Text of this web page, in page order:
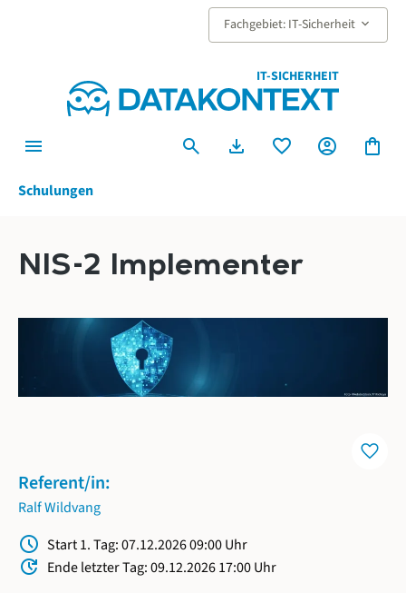
Fachgebiet: IT-Sicherheit keyboard_arrow_down
IT-SICHERHEIT
menu search download favorite account_circle shopping_bag
Schulungen
NIS-2 Implementer
favorite
Referent/in:
Ralf Wildvang
Schedule Start 1. Tag: 07.12.2026 09:00 Uhr
Update Ende letzter Tag: 09.12.2026 17:00 Uhr